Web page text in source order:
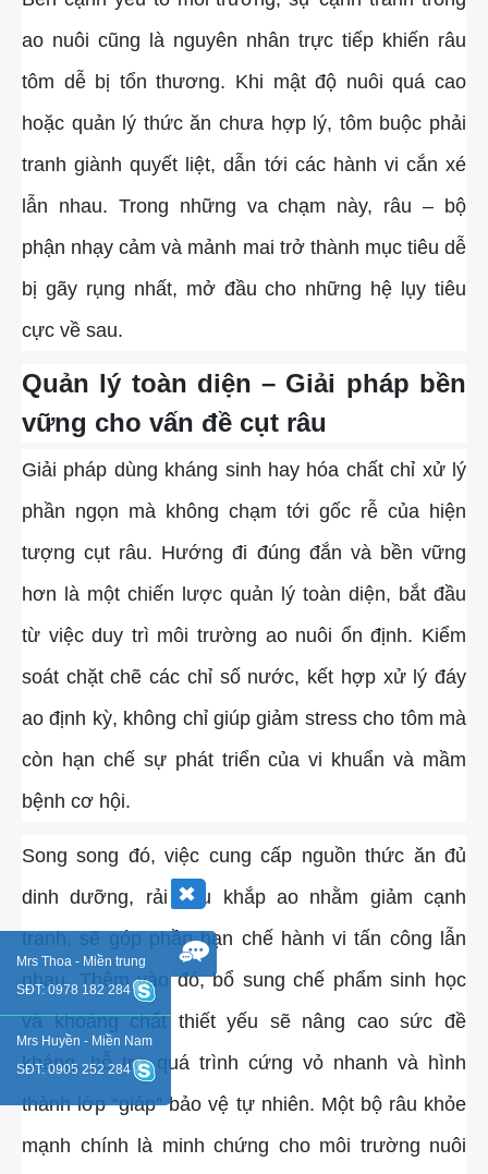
ao nuôi cũng là nguyên nhân trực tiếp khiến râu
tôm dễ bị tổn thương. Khi mật độ nuôi quá cao
hoặc quản lý thức ăn chưa hợp lý, tôm buộc phải
tranh giành quyết liệt, dẫn tới các hành vi cắn xé
lẫn nhau. Trong những va chạm này, râu – bộ
phận nhạy cảm và mảnh mai trở thành mục tiêu dễ
bị gãy rụng nhất, mở đầu cho những hệ lụy tiêu
cực về sau.
Quản lý toàn diện – Giải pháp bền
vững cho vấn đề cụt râu
Giải pháp dùng kháng sinh hay hóa chất chỉ xử lý
phần ngọn mà không chạm tới gốc rễ của hiện
tượng cụt râu. Hướng đi đúng đắn và bền vững
hơn là một chiến lược quản lý toàn diện, bắt đầu
từ việc duy trì môi trường ao nuôi ổn định. Kiểm
soát chặt chẽ các chỉ số nước, kết hợp xử lý đáy
ao định kỳ, không chỉ giúp giảm stress cho tôm mà
còn hạn chế sự phát triển của vi khuẩn và mầm
bệnh cơ hội.
Song song đó, việc cung cấp nguồn thức ăn đủ
dinh dưỡng, rải đều khắp ao nhằm giảm cạnh
tranh, sẽ góp phần hạn chế hành vi tấn công lẫn
nhau. Thêm vào đó, bổ sung chế phẩm sinh học
và khoáng chất thiết yếu sẽ nâng cao sức đề
kháng, hỗ trợ quá trình cứng vỏ nhanh và hình
thành lớp “giáp” bảo vệ tự nhiên. Một bộ râu khỏe
mạnh chính là minh chứng cho môi trường nuôi
Mrs Thoa - Miền trung
SĐT: 0978 182 284
Mrs Huyền - Miền Nam
SĐT: 0905 252 284